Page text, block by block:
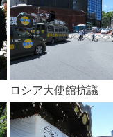
ロシア大使館抗議